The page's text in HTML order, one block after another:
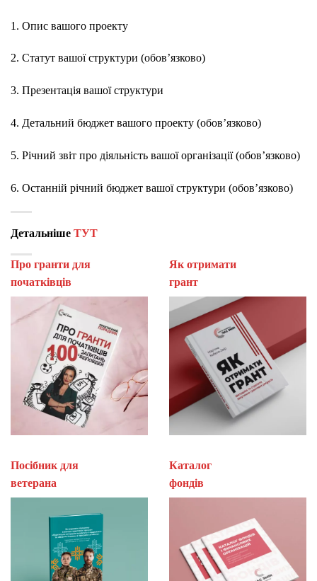
1. Опис вашого проекту
2. Статут вашої структури (обов’язково)
3. Презентація вашої структури
4. Детальний бюджет вашого проекту (обов’язково)
5. Річний звіт про діяльність вашої організації (обов’язково)
6. Останній річний бюджет вашої структури (обов’язково)
Детальніше ТУТ
Про гранти для
початківців
Як отримати
Посібник для
ветерана
Каталог